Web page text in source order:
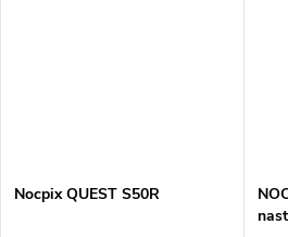
Nocpix QUEST S50R